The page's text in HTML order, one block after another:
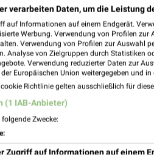
9,1 km
ab 03.08.
gültig Noch
verarbeiten Daten, um die Leistung
auf Informationen auf einem Endgerät.
Werbung. Verwendung von Profilen
Verwendung von Profilen zur Auswahl
Analyse von Zielgruppen durch Statistiken
Verwendung reduzierter Daten zur
Europäischen Union weitergegeben und in
Richtlinie gelten ausschließlich für
(1 IAB-Anbieter)
Zwecke:
Zugriff auf Informationen auf einem